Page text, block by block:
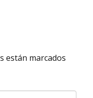
están marcados